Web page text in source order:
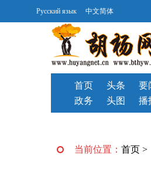
Русский язык 中文简体
首页 头条
要
政务
头图 播
当前位置： 首页 >